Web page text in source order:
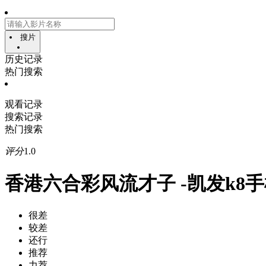
搜片
历史记录
热门搜索
观看记录
搜索记录
热门搜索
评分1.0
香港六合彩风流才子 -凯发k8
很差
较差
还行
推荐